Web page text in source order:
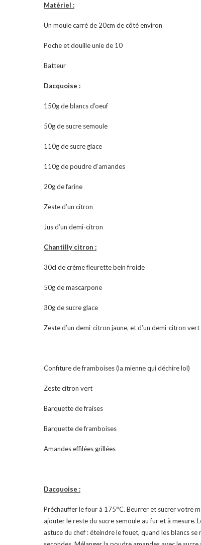
Matériel :
Un moule carré de 20cm de côté environ
Poche et douille unie de 10
Batteur
Dacquoise :
150g de blancs d’oeuf
50g de sucre semoule
110g de sucre glace
110g de poudre d’amandes
20g de farine
Zeste d’un citron
Jus d’un demi-citron
Chantilly citron :
30cl de crème fleurette bein froide
50g de mascarpone
30g de sucre glace
Zeste d’un demi-citron jaune, et d’un demi-citron vert
Confiture de framboises (la mienne qui déchire lol)
Zeste citron vert
Barquette de fraises
Barquette de framboises
Amandes effilées grillées
Dacquoise :
Préchauffer le four à 175°C. Beurrer et sucrer votre
ajouter le reste du sucre semoule au fur et à mesure.
astuce du chef : éteindre le fouet, quand les blancs